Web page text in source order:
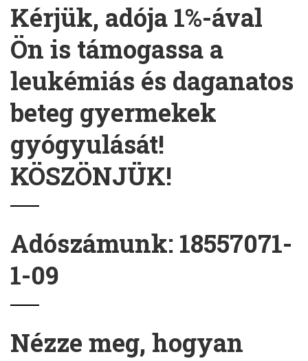
Kérjük, adója 1%-ával
Ön is támogassa a
leukémiás és daganatos
beteg gyermekek
gyógyulását!
KÖSZÖNJÜK!
Adószámunk: 18557071-
1-09
Nézze meg, hogyan